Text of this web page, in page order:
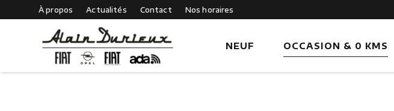
À propos Actualités Contact Nos horaires
NEUF OCCASION & 0 KMS